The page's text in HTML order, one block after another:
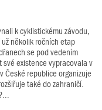
k cyklistickému závodu,
několik ročních etap
se pod vedením
své existence vypracovala v
České republice organizuje
také do zahraničí.